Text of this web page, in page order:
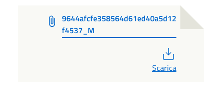
9644afcfe358564d61ed40a5d12
f4537_M
Scarica